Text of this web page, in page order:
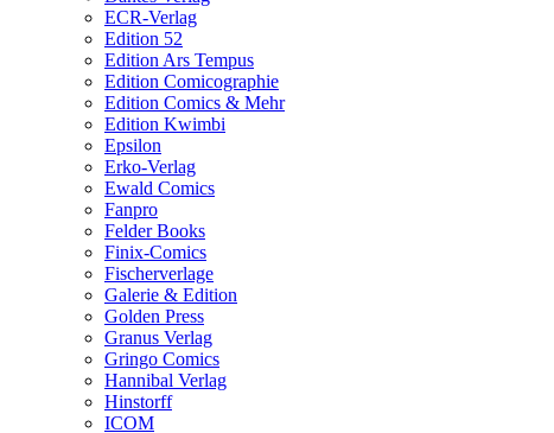
ECR-Verlag
Edition 52
Edition Ars Tempus
Edition Comicographie
Edition Comics & Mehr
Edition Kwimbi
Epsilon
Erko-Verlag
Ewald Comics
Fanpro
Felder Books
Finix-Comics
Fischerverlage
Galerie & Edition
Golden Press
Granus Verlag
Gringo Comics
Hannibal Verlag
Hinstorff
ICOM